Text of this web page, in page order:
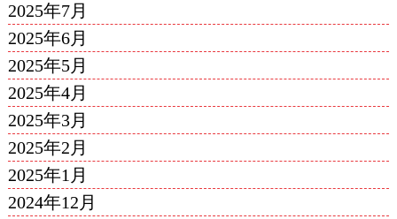
2025年7月
2025年6月
2025年5月
2025年4月
2025年3月
2025年2月
2025年1月
2024年12月